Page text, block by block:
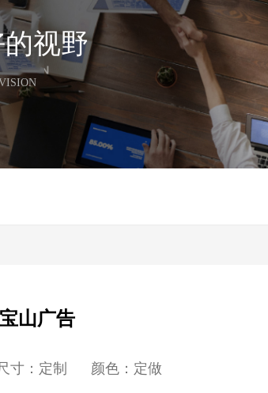
视野
山广告
寸：定制 颜色：定做